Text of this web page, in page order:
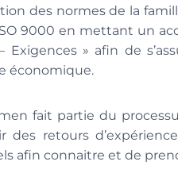
des normes de la
9000 en mettant un
Exigences » afin de
économique.
fait partie du
des retours
afin connaitre et de